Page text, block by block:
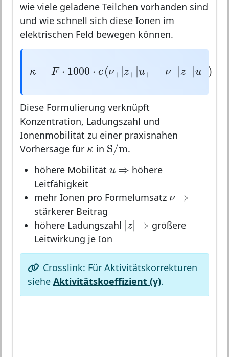
wie viele geladene Teilchen vorhanden sind
und wie schnell sich diese Ionen im
elektrischen Feld bewegen können.
κ = F ⋅ 1000 ⋅ c (ν+ z+ |u+ + ν− z− |u−)
F⋅1000⋅c ν+|z +| u++ − |z −| u−
Diese Formulierung verknüpft
Konzentration, Ladungszahl und
Ionenmobilität zu einer praxisnahen
Vorhersage für κ
κ in S/m
S/m.
höhere Mobilität u
u ⇒
⇒ höhere
Leitfähigkeit
mehr Ionen pro Formelumsatz ν
ν ⇒
⇒
stärkerer Beitrag
höhere Ladungszahl |z|
|z ⇒
⇒ größere
Leitwirkung je Ion
Crosslink: Für Aktivitätskorrekturen
siehe Aktivitätskoeffizient (γ).